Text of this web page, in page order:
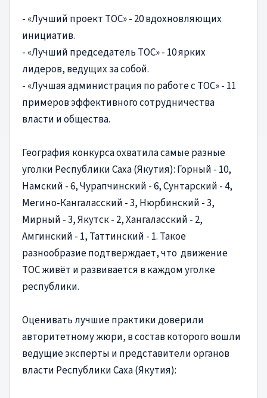
- «Лучший проект ТОС» - 20 вдохновляющих
инициатив.
- «Лучший председатель ТОС» - 10 ярких
лидеров, ведущих за собой.
- «Лучшая администрация по работе с ТОС» - 11
примеров эффективного сотрудничества
власти и общества.
География конкурса охватила самые разные
уголки Республики Саха (Якутия): Горный - 10,
⁠Намский - 6, ⁠Чурапчинский - 6, ⁠Сунтарский - 4,
Мегино-Кангаласский - 3, ⁠Нюрбинский - 3,
⁠Мирный - 3, ⁠Якутск - 2, ⁠Хангаласский - 2,
Амгинский - 1, ⁠Таттинский - 1. Такое
разнообразие подтверждает, что движение
ТОС живёт и развивается в каждом уголке
республики.
Оценивать лучшие практики доверили
авторитетному жюри, в состав которого вошли
ведущие эксперты и представители органов
власти Республики Саха (Якутия):